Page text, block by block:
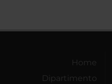
Home
Dipartimento